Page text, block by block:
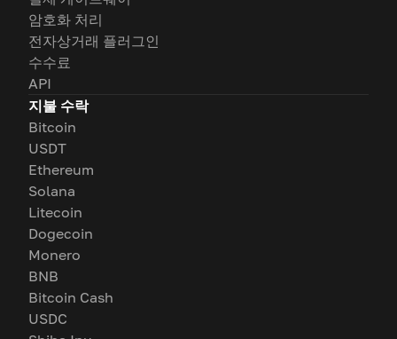
암호화 처리
전자상거래 플러그인
수수료
API
지불 수락
Bitcoin
USDT
Ethereum
Solana
Litecoin
Dogecoin
Monero
BNB
Bitcoin Cash
USDC